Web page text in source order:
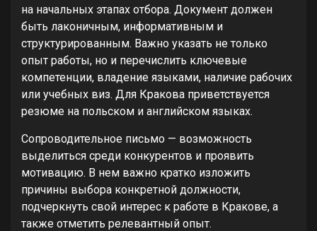
на начальных этапах отбора. Документ должен
быть лаконичным, информативным и
структурированным. Важно указать не только
опыт работы, но и перечислить ключевые
компетенции, владение языками, наличие рабочих
или учебных виз. Для Кракова приветствуется
резюме на польском и английском языках.
Сопроводительное письмо — возможность
выделиться среди конкурентов и проявить
мотивацию. В нем важно кратко изложить
причины выбора конкретной должности,
подчеркнуть свой интерес к работе в Кракове, а
также отметить релевантный опыт.